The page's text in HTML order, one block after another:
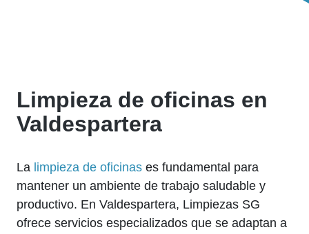
Limpieza de oficinas en
Valdespartera
La limpieza de oficinas es fundamental para
mantener un ambiente de trabajo saludable y
productivo. En Valdespartera, Limpiezas SG
ofrece servicios especializados que se adaptan a